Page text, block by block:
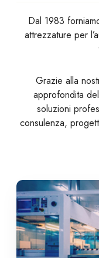
Dal 1983
attrezzature per
Grazie alla
approfondita
soluzioni
consulenza,